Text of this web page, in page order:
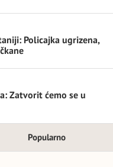
Policajka ugrizena,
Zatvorit ćemo se u
Popularno